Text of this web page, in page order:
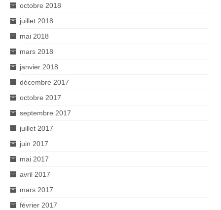
octobre 2018
juillet 2018
mai 2018
mars 2018
janvier 2018
décembre 2017
octobre 2017
septembre 2017
juillet 2017
juin 2017
mai 2017
avril 2017
mars 2017
février 2017